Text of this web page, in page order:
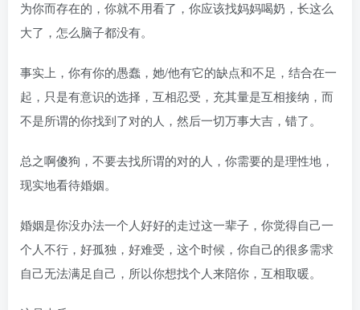
为你而存在的，你就不用看了，你应该找妈妈喝奶，长这么
大了，怎么脑子都没有。
事实上，你有你的愚蠢，她/他有它的缺点和不足，结合在一
起，只是有意识的选择，互相忍受，充其量是互相接纳，而
不是所谓的你找到了对的人，然后一切万事大吉，错了。
总之啊傻狗，不要去找所谓的对的人，你需要的是理性地，
现实地看待婚姻。
婚姻是你没办法一个人好好的走过这一辈子，你觉得自己一
个人不行，好孤独，好难受，这个时候，你自己的很多需求
自己无法满足自己，所以你想找个人来陪你，互相取暖。